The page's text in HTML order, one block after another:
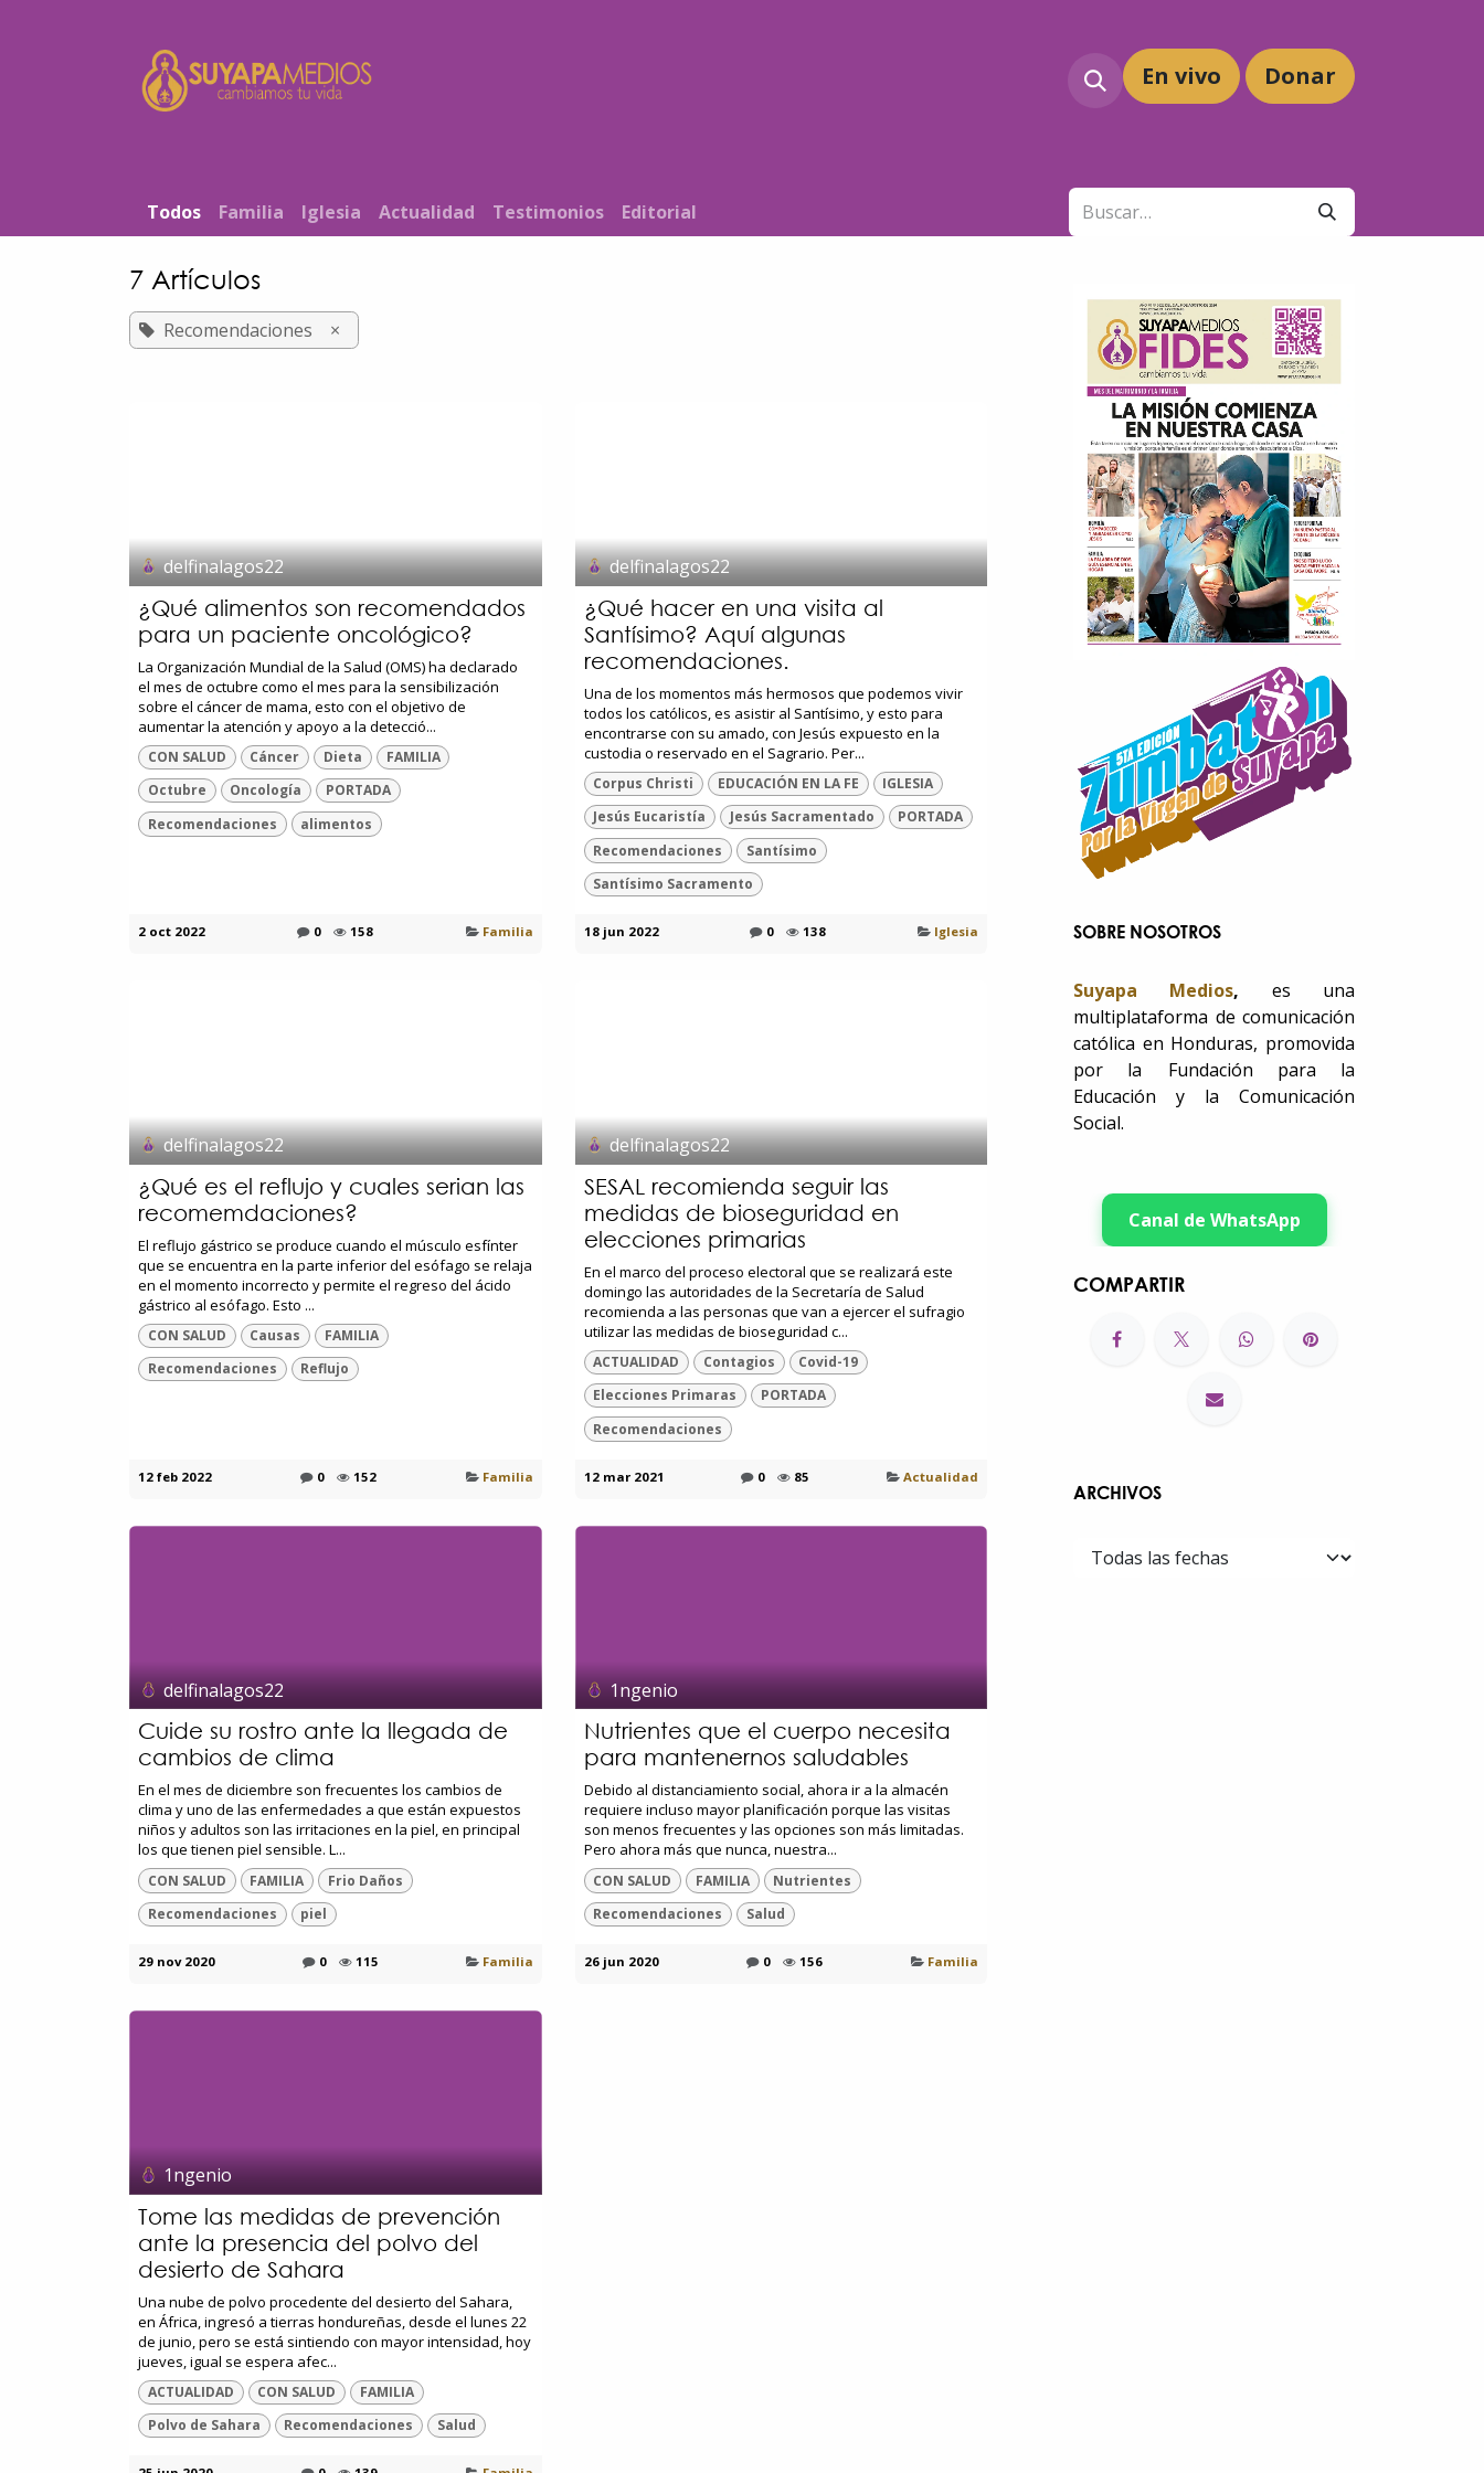
En vivo Donar
T​od​​os Familia Iglesia Actualidad Testimonios Editorial
7 Artículos
Recomendaciones ×
delfinalagos22
¿Qué alimentos son recomendados
para un paciente oncológico?
La Organización Mundial de la Salud (OMS) ha declarado
el mes de octubre como el mes para la sensibilización
sobre el cáncer de mama, esto con el objetivo de
aumentar la atención y apoyo a la detecció...
CON SALUD Cáncer Dieta
FAMILIA
Octubre
Oncología
PORTADA
Recomendaciones
alimentos
2 oct 2022 0 158 Familia
delfinalagos22
¿Qué hacer en una visita al
Santísimo? Aquí algunas
recomendaciones.
Una de los momentos más hermosos que podemos vivir
todos los católicos, es asistir al Santísimo, y esto para
encontrarse con su amado, con Jesús expuesto en la
custodia o reservado en el Sagrario. Per...
Corpus Christi EDUCACIÓN EN LA FE
IGLESIA
Jesús Eucaristía
Jesús Sacramentado
PORTADA
Recomendaciones
Santísimo
Santísimo Sacramento
18 jun 2022 0 138 Iglesia
delfinalagos22
¿Qué es el reflujo y cuales serian las
recomemdaciones?
El reflujo gástrico se produce cuando el músculo esfínter
que se encuentra en la parte inferior del esófago se relaja
en el momento incorrecto y permite el regreso del ácido
gástrico al esófago. Esto ...
CON SALUD Causas
FAMILIA
Recomendaciones
Reflujo
12 feb 2022 0 152 Familia
delfinalagos22
SESAL recomienda seguir las
medidas de bioseguridad en
elecciones primarias
En el marco del proceso electoral que se realizará este
domingo las autoridades de la Secretaría de Salud
recomienda a las personas que van a ejercer el sufragio
utilizar las medidas de bioseguridad c...
ACTUALIDAD Contagios
Covid-19
Elecciones Primaras
PORTADA
Recomendaciones
12 mar 2021 0 85 Actualidad
delfinalagos22
Cuide su rostro ante la llegada de
cambios de clima
En el mes de diciembre son frecuentes los cambios de
clima y uno de las enfermedades a que están expuestos
niños y adultos son las irritaciones en la piel, en principal
los que tienen piel sensible. L...
CON SALUD FAMILIA
Frio Daños
Recomendaciones
piel
29 nov 2020 0 115 Familia
1ngenio
Nutrientes que el cuerpo necesita
para mantenernos saludables
Debido al distanciamiento social, ahora ir a la almacén
requiere incluso mayor planificación porque las visitas
son menos frecuentes y las opciones son más limitadas.
Pero ahora más que nunca, nuestra...
CON SALUD FAMILIA
Nutrientes
Recomendaciones
Salud
26 jun 2020 0 156 Familia
1ngenio
Tome las medidas de prevención
ante la presencia del polvo del
desierto de Sahara
Una nube de polvo procedente del desierto del Sahara,
en África, ingresó a tierras hondureñas, desde el lunes 22
de junio, pero se está sintiendo con mayor intensidad, hoy
jueves, igual se espera afec...
ACTUALIDAD CON SALUD
FAMILIA
Polvo de Sahara
Recomendaciones Salud
SOBRE NOSOTROS
Suyapa Medios, es una
multiplataforma de comunicación
católica en Honduras, promovida
por la Fundación para la
Educación y la Comunicación
Social.
Canal de WhatsApp
COMPARTIR
ARCHIVOS